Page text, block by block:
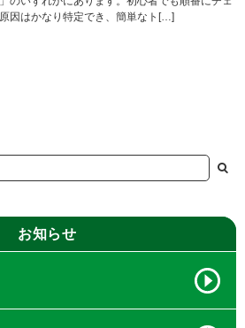
因はかなり特定でき、簡単なト[…]
お知らせ